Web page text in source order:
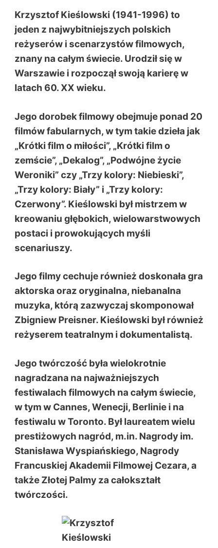
Krzysztof Kieślowski (1941-1996) to
jeden z najwybitniejszych polskich
reżyserów i scenarzystów filmowych,
znany na całym świecie. Urodził się w
Warszawie i rozpoczął swoją karierę w
latach 60. XX wieku.
Jego dorobek filmowy obejmuje ponad 20
filmów fabularnych, w tym takie dzieła jak
„Krótki film o miłości”, „Krótki film o
zemście”, „Dekalog”, „Podwójne życie
Weroniki” czy „Trzy kolory: Niebieski”,
„Trzy kolory: Biały” i „Trzy kolory:
Czerwony”. Kieślowski był mistrzem w
kreowaniu głębokich, wielowarstwowych
postaci i prowokujących myśli
scenariuszy.
Jego filmy cechuje również doskonała gra
aktorska oraz oryginalna, niebanalna
muzyka, którą zazwyczaj skomponował
Zbigniew Preisner. Kieślowski był również
reżyserem teatralnym i dokumentalistą.
Jego twórczość była wielokrotnie
nagradzana na najważniejszych
festiwalach filmowych na całym świecie,
w tym w Cannes, Wenecji, Berlinie i na
festiwalu w Toronto. Był laureatem wielu
prestiżowych nagród, m.in. Nagrody im.
Stanisława Wyspiańskiego, Nagrody
Francuskiej Akademii Filmowej Cezara, a
także Złotej Palmy za całokształt
twórczości.